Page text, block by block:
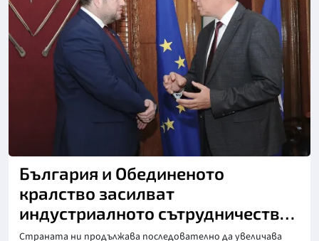
България и Обединеното
кралство засилват
индустриалното сътрудничество
в отбраната
Страната ни продължава последователно да увеличава